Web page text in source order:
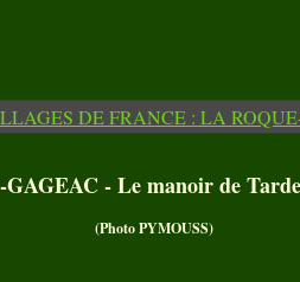
- Le manoir de
(Photo PYMOUSS)